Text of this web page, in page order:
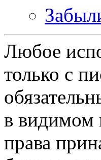
Любое
только с
в видимом
права